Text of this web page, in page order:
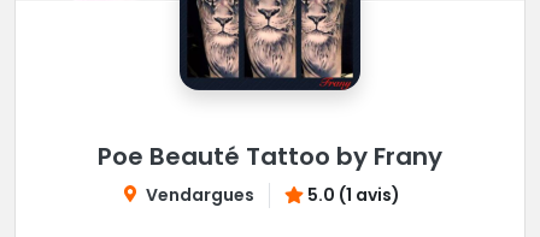
Poe Beauté Tattoo by Frany
Vendargues 5.0 (1 avis)